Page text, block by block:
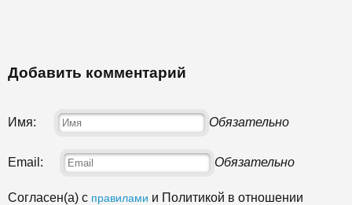
Добавить комментарий
Имя: Обязательно
Email: Обязательно
Согласен(а) с правилами и Политикой в отношении